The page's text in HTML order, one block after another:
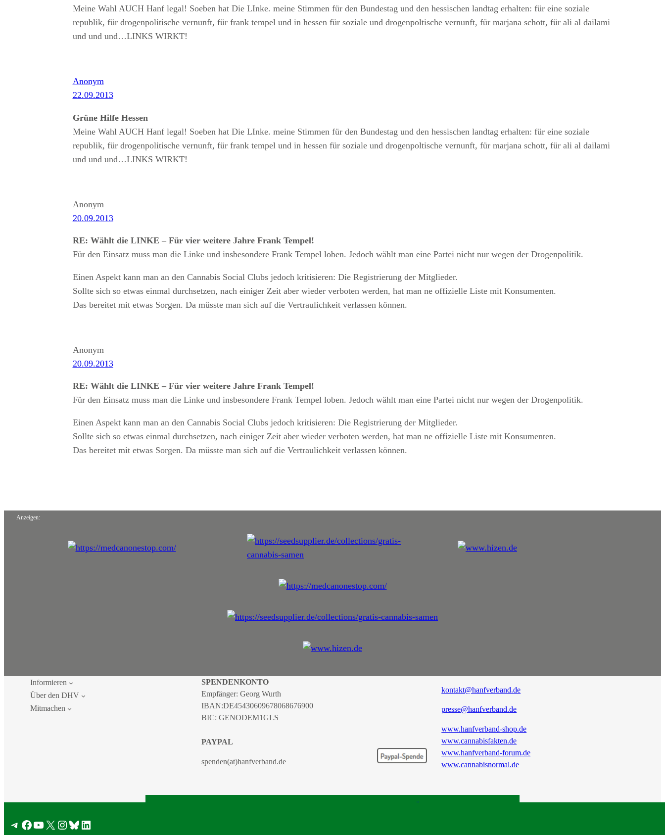
Meine Wahl AUCH Hanf legal! Soeben hat Die LInke. meine Stimmen für den Bundestag und den hessischen landtag erhalten: für eine soziale
republik, für drogenpolitische vernunft, für frank tempel und in hessen für soziale und drogenpoltische vernunft, für marjana schott, für ali al dailami
und und und…LINKS WIRKT!
Anonym
22.09.2013
Grüne Hilfe Hessen
Meine Wahl AUCH Hanf legal! Soeben hat Die LInke. meine Stimmen für den Bundestag und den hessischen landtag erhalten: für eine soziale
republik, für drogenpolitische vernunft, für frank tempel und in hessen für soziale und drogenpoltische vernunft, für marjana schott, für ali al dailami
und und und…LINKS WIRKT!
Anonym
20.09.2013
RE: Wählt die LINKE – Für vier weitere Jahre Frank Tempel!
Für den Einsatz muss man die Linke und insbesondere Frank Tempel loben. Jedoch wählt man eine Partei nicht nur wegen der Drogenpolitik.
Einen Aspekt kann man an den Cannabis Social Clubs jedoch kritisieren: Die Registrierung der Mitglieder.
Sollte sich so etwas einmal durchsetzen, nach einiger Zeit aber wieder verboten werden, hat man ne offizielle Liste mit Konsumenten.
Das bereitet mit etwas Sorgen. Da müsste man sich auf die Vertraulichkeit verlassen können.
Anonym
20.09.2013
RE: Wählt die LINKE – Für vier weitere Jahre Frank Tempel!
Für den Einsatz muss man die Linke und insbesondere Frank Tempel loben. Jedoch wählt man eine Partei nicht nur wegen der Drogenpolitik.
Einen Aspekt kann man an den Cannabis Social Clubs jedoch kritisieren: Die Registrierung der Mitglieder.
Sollte sich so etwas einmal durchsetzen, nach einiger Zeit aber wieder verboten werden, hat man ne offizielle Liste mit Konsumenten.
Das bereitet mit etwas Sorgen. Da müsste man sich auf die Vertraulichkeit verlassen können.
Anzeigen:
Informieren
Über den DHV
Mitmachen
SPENDENKONTO
Empfänger: Georg Wurth
IBAN:DE45430609678068676900
BIC: GENODEM1GLS
PAYPAL
spenden(at)hanfverband.de
kontakt@hanfverband.de
presse@hanfverband.de
www.hanfverband-shop.de
www.cannabisfakten.de
www.hanfverband-forum.de
www.cannabisnormal.de
DATENSCHUTZERKLÄRUNG
Telegram
Facebook
YouTube
X Instagram
Bluesky
LinkedIn